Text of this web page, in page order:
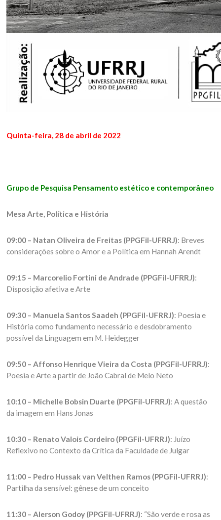
Quinta-feira, 28 de abril de 2022
Grupo de Pesquisa Pensamento estético e contemporâneo
Mesa Arte, Política e História
09:00 – Natan Oliveira de Freitas (PPGFil-UFRRJ): Breves
considerações sobre o Amor e a Política em Hannah Arendt
09:15 – Marcorelio Fortini de Andrade (PPGFil-UFRRJ):
Disposição afetiva e Arte
09:30 – Manuela Santos Saadeh (PPGFil-UFRRJ): Poesia e
História como fundamento necessário e desdobramento
possível da Linguagem em M. Heidegger
09:50 – Affonso Henrique Vieira da Costa (PPGFil-UFRRJ):
Poesia e Arte a partir de João Cabral de Melo Neto
10:10 – Michelle Bobsin Duarte (PPGFil-UFRRJ): A questão
da imagem em Hans Jonas
10:30 – Renato Valois Cordeiro (PPGFil-UFRRJ): Juízo
Reflexivo no Contexto da Crítica da Faculdade de Julgar
11:00 – Pedro Hussak van Velthen Ramos (PPGFil-UFRRJ):
Partilha da sensível: gênese de um conceito
11:30 – Alerson Godoy (PPGFil-UFRRJ): “São verde e rosa as